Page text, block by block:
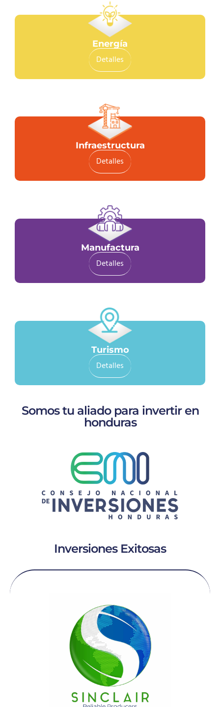
Energía
Detalles
Infraestructura
Detalles
Manufactura
Detalles
Turismo
Detalles
Somos tu aliado para invertir en
honduras
Inversiones Exitosas